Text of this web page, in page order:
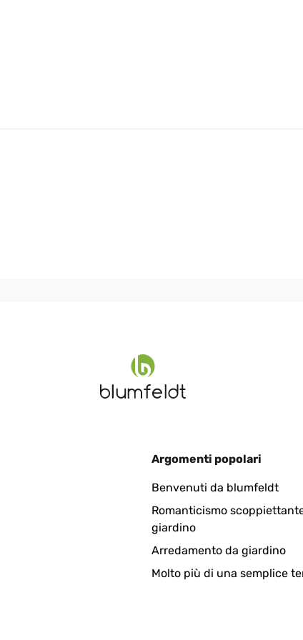
Argomenti popolari
Benvenuti da blumfeldt
Romanticismo
giardino
Arredamento da giardino
Molto più di una semplice